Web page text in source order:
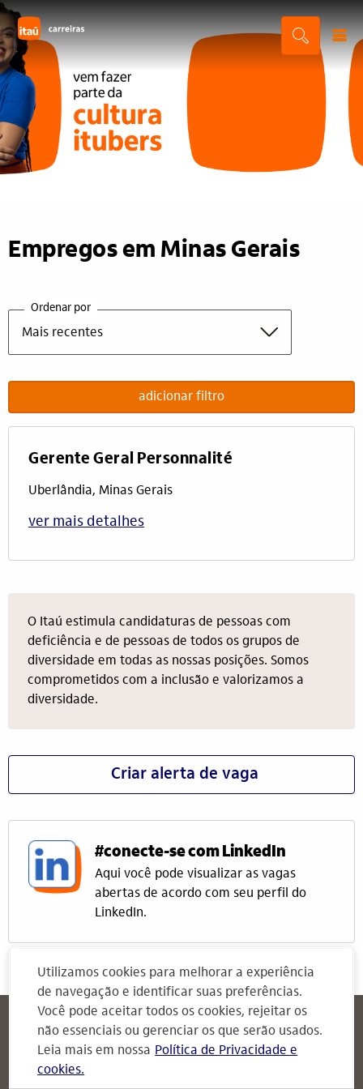
Ordenar por
Empregos em Minas Gerais
adicionar filtro
Gerente Geral Personnalité
Uberlândia, Minas Gerais
ver mais detalhes
O Itaú estimula candidaturas de pessoas com
deficiência e de pessoas de todos os grupos de
diversidade em todas as nossas posições. Somos
comprometidos com a inclusão e valorizamos a
diversidade.
Criar alerta de vaga
#conecte-se com LinkedIn
Aqui você pode visualizar as vagas
abertas de acordo com seu perfil do
LinkedIn.
Itaú
Attendimento Itaú
Para Empresas
Attendimento Itaú
Utilizamos cookies para melhorar a experiência
de navegação e identificar suas preferências.
Você pode aceitar todos os cookies, rejeitar os
não essenciais ou gerenciar os que serão usados.
Leia mais em nossa Política de Privacidade e
cookies.